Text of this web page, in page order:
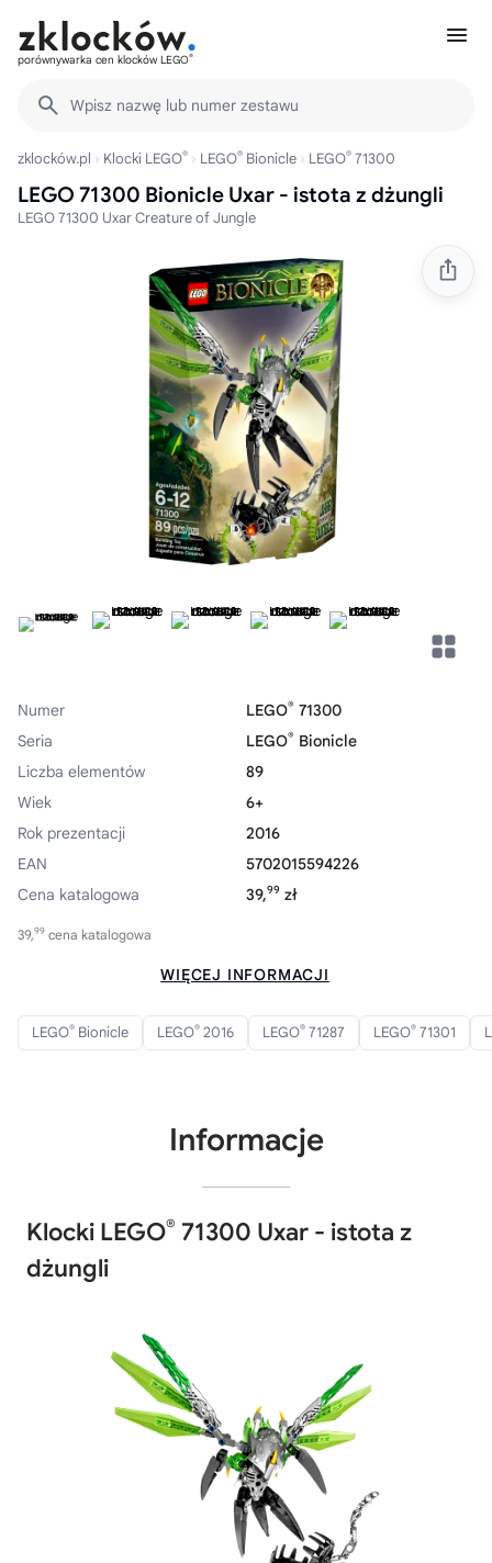
porównywarka cen klocków LEGO®
Wpisz nazwę lub numer zestawu
zklocków.pl Klocki LEGO® LEGO® Bionicle LEGO® 71300
LEGO 71300 Bionicle Uxar - istota z dżungli
LEGO 71300 Uxar Creature of Jungle
Numer LEGO® 71300
Seria
LEGO® Bionicle
Liczba elementów
89
Wiek
6+
Rok prezentacji
2016
EAN
5702015594226
Cena katalogowa
39,99 zł
39,99 cena katalogowa
WIĘCEJ INFORMACJI
LEGO® Bionicle LEGO® 2016 LEGO® 71287 LEGO® 71301
Informacje
Klocki LEGO® 71300 Uxar - istota z
dżungli